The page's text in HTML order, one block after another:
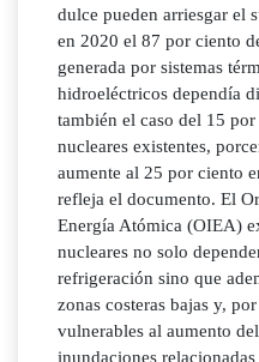
dulce pueden arriesgar el
en 2020 el 87 por ciento
generada por sistemas
hidroeléctricos dependía
también el caso del 15
nucleares existentes,
aumente al 25 por ciento
refleja el documento. El
Energía Atómica (OIEA)
nucleares no solo
refrigeración sino que
zonas costeras bajas y,
vulnerables al aumento
inundaciones